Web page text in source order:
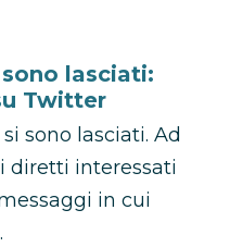
lasciati:
Twitter
sono lasciati. Ad
diretti interessati
in cui